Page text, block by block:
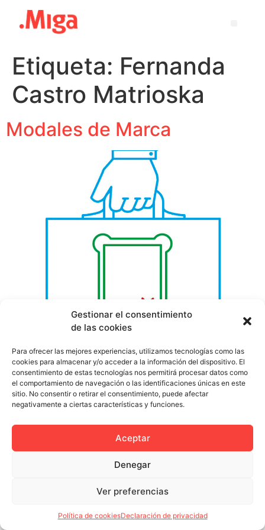
Gestionar el consentimiento
de las cookies
Para ofrecer las mejores experiencias, utilizamos tecnologías como las
cookies para almacenar y/o acceder a la información del dispositivo. El
consentimiento de estas tecnologías nos permitirá procesar datos como
el comportamiento de navegación o las identificaciones únicas en este
sitio. No consentir o retirar el consentimiento, puede afectar
negativamente a ciertas características y funciones.
Aceptar
Denegar
Ver preferencias
Política de cookiesDeclaración de privacidad
Etiqueta: Fernanda
Castro Matrioska
Modales de Marca
marca y podemos ir más allá trabajamos en términos de
branding. Intentamos crear acciones que favorezcan la
imagen de la marca en cuestión hasta crear alrededor
de ella una personalidad sólida y reconocible. Pero ¿es
educada nuestra marca?. Hace poco conocimos el
caso de la marca CULITO […]
Política de privacidad
Política de cookies (UE)